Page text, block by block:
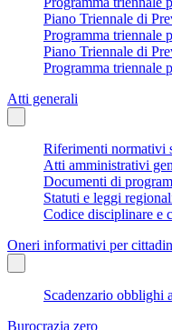
Piano Triennale di
Programma triennale
Piano Triennale di
Programma triennale
Atti generali
Riferimenti normativi
Atti amministrativi
Documenti di
Statuti e leggi
Codice disciplinare e
Oneri informativi per
Scadenzario obblighi
Burocrazia zero